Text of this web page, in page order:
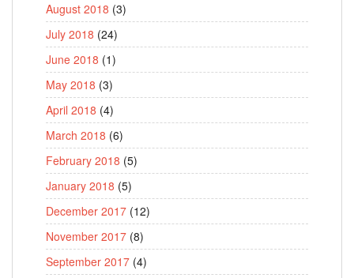
August 2018 (3)
July 2018 (24)
June 2018 (1)
May 2018 (3)
April 2018 (4)
March 2018 (6)
February 2018 (5)
January 2018 (5)
December 2017 (12)
November 2017 (8)
September 2017 (4)